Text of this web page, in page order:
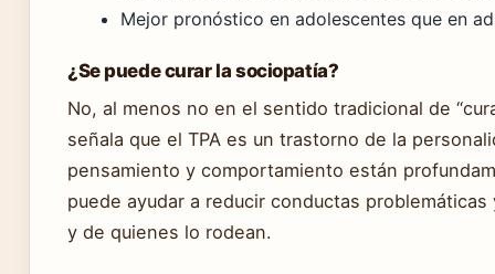
Mejor pronóstico en adolescentes que en
¿Se puede curar la sociopatía?
No, al menos no en el sentido tradicional de
señala que el TPA es un trastorno de la
pensamiento y comportamiento están
puede ayudar a reducir conductas
y de quienes lo rodean.